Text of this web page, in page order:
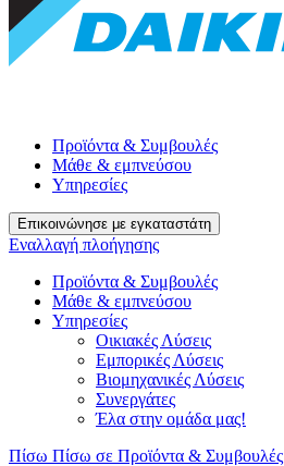
Προϊόντα & Συμβουλές
Μάθε & εμπνεύσου
Υπηρεσίες
Επικοινώνησε με εγκαταστάτη
Εναλλαγή πλοήγησης
Προϊόντα & Συμβουλές
Μάθε & εμπνεύσου
Υπηρεσίες
Οικιακές Λύσεις
Εμπορικές Λύσεις
Βιομηχανικές Λύσεις
Συνεργάτες
Έλα στην ομάδα μας!
Πίσω Πίσω σε Προϊόντα & Συμβουλές